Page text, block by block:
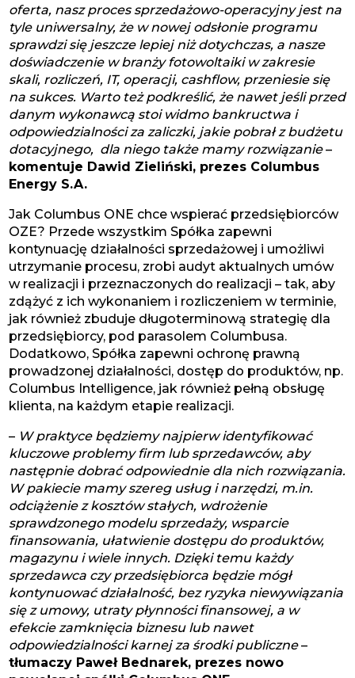
oferta, nasz proces sprzedażowo-operacyjny jest na
tyle uniwersalny, że w nowej odsłonie programu
sprawdzi się jeszcze lepiej niż dotychczas, a nasze
doświadczenie w branży fotowoltaiki w zakresie
skali, rozliczeń, IT, operacji, cashflow, przeniesie się
na sukces. Warto też podkreślić, że nawet jeśli przed
danym wykonawcą stoi widmo bankructwa i
odpowiedzialności za zaliczki, jakie pobrał z budżetu
dotacyjnego, dla niego także mamy rozwiązanie–
komentuje Dawid Zieliński, prezes Columbus
Energy S.A.
Jak Columbus ONE chce wspierać przedsiębiorców
OZE? Przede wszystkim Spółka zapewni
kontynuację działalności sprzedażowej i umożliwi
utrzymanie procesu, zrobi audyt aktualnych umów
w realizacji i przeznaczonych do realizacji – tak, aby
zdążyć z ich wykonaniem i rozliczeniem w terminie,
jak również zbuduje długoterminową strategię dla
przedsiębiorcy, pod parasolem Columbusa.
Dodatkowo, Spółka zapewni ochronę prawną
prowadzonej działalności, dostęp do produktów, np.
Columbus Intelligence, jak również pełną obsługę
klienta, na każdym etapie realizacji.
– W praktyce będziemy najpierw identyfikować
kluczowe problemy firm lub sprzedawców, aby
następnie dobrać odpowiednie dla nich rozwiązania.
W pakiecie mamy szereg usług i narzędzi, m.in.
odciążenie z kosztów stałych, wdrożenie
sprawdzonego modelu sprzedaży, wsparcie
finansowania, ułatwienie dostępu do produktów,
magazynu i wiele innych. Dzięki temu każdy
sprzedawca czy przedsiębiorca będzie mógł
kontynuować działalność, bez ryzyka niewywiązania
się z umowy, utraty płynności finansowej, a w
efekcie zamknięcia biznesu lub nawet
odpowiedzialności karnej za środki publiczne–
tłumaczy Paweł Bednarek, prezes nowo